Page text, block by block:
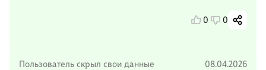
0 0
Пользователь скрыл свои данные 08.04.2026